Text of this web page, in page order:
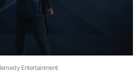
Entertainment